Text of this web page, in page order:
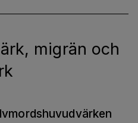
migrän och